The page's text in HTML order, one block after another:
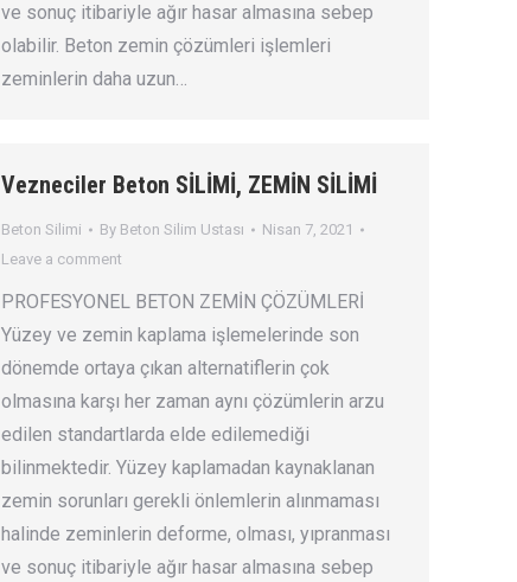
ve sonuç itibariyle ağır hasar almasına sebep
olabilir. Beton zemin çözümleri işlemleri
zeminlerin daha uzun…
Vezneciler Beton SİLİMİ, ZEMİN SİLİMİ
Beton Silimi By Beton Silim Ustası
Nisan 7, 2021
Leave a comment
PROFESYONEL BETON ZEMİN ÇÖZÜMLERİ
Yüzey ve zemin kaplama işlemelerinde son
dönemde ortaya çıkan alternatiflerin çok
olmasına karşı her zaman aynı çözümlerin arzu
edilen standartlarda elde edilemediği
bilinmektedir. Yüzey kaplamadan kaynaklanan
zemin sorunları gerekli önlemlerin alınmaması
halinde zeminlerin deforme, olması, yıpranması
ve sonuç itibariyle ağır hasar almasına sebep